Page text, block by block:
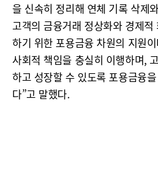
을 신속히 정리해 연체 기록 삭제
고객의 금융거래 정상화와 경제
하기 위한 포용금융 차원의 지원
사회적 책임을 충실히 이행하며,
하고 성장할 수 있도록 포용금융
다”고 말했다.